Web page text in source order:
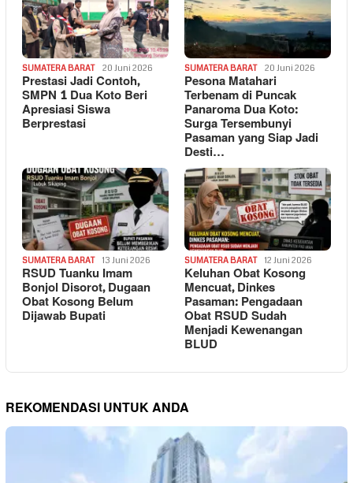
SUMATERA BARAT 20 Juni 2026
Prestasi Jadi Contoh,
SMPN 1 Dua Koto Beri
Apresiasi Siswa
Berprestasi
SUMATERA BARAT 20 Juni 2026
Pesona Matahari
Terbenam di Puncak
Panaroma Dua Koto:
Surga Tersembunyi
Pasaman yang Siap Jadi
Desti…
SUMATERA BARAT 13 Juni 2026
RSUD Tuanku Imam
Bonjol Disorot, Dugaan
Obat Kosong Belum
Dijawab Bupati
SUMATERA BARAT 12 Juni 2026
Keluhan Obat Kosong
Mencuat, Dinkes
Pasaman: Pengadaan
Obat RSUD Sudah
Menjadi Kewenangan
BLUD
REKOMENDASI UNTUK ANDA